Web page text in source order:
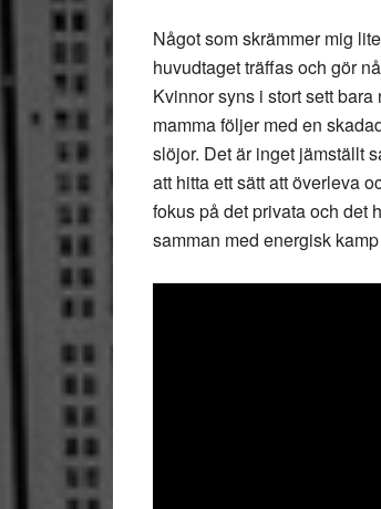
Något som skrämmer mig
huvudtaget träffas och gör
Kvinnor syns i stort sett
mamma följer med en
slöjor. Det är inget jämställt
att hitta ett sätt att överleva
fokus på det privata och det
samman med energisk